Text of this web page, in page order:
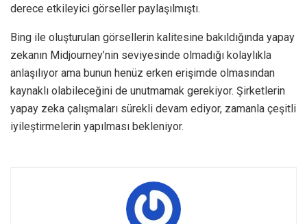
derece etkileyici görseller paylaşılmıştı.
Bing ile oluşturulan görsellerin kalitesine bakıldığında yapay
zekanın Midjourney’nin seviyesinde olmadığı kolaylıkla
anlaşılıyor ama bunun henüz erken erişimde olmasından
kaynaklı olabileceğini de unutmamak gerekiyor. Şirketlerin
yapay zeka çalışmaları sürekli devam ediyor, zamanla çeşitli
iyileştirmelerin yapılması bekleniyor.